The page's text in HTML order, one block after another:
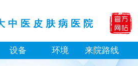
中医皮肤病医院
设备 环境 来院路线